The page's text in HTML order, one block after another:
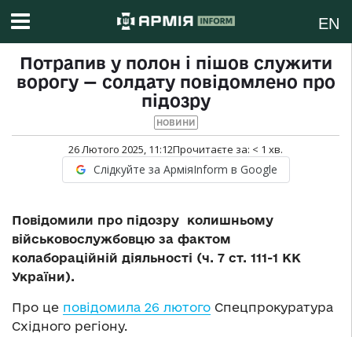
EN
Потрапив у полон і пішов служити
ворогу — солдату повідомлено про
підозру
НОВИНИ
26 Лютого 2025, 11:12Прочитаєте за: < 1 хв.
Слідкуйте за АрміяInform в Google
Повідомили про підозру колишньому
військовослужбовцю за фактом
колабораційній діяльності (ч. 7 ст. 111-1 КК
України).
Про це повідомила 26 лютого Спецпрокуратура
Східного регіону.